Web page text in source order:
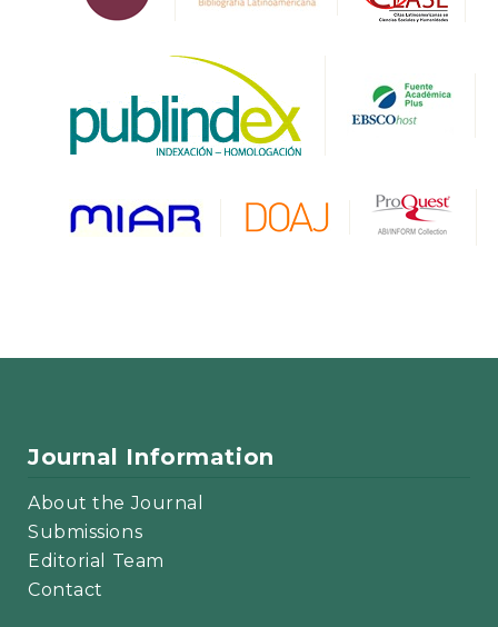
Journal Information
About the Journal
Submissions
Editorial Team
Contact